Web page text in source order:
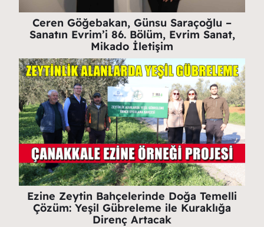
Ceren Göğebakan, Günsu Saraçoğlu –
Sanatın Evrim’i 86. Bölüm, Evrim Sanat,
Mikado İletişim
Ezine Zeytin Bahçelerinde Doğa Temelli
Çözüm: Yeşil Gübreleme ile Kuraklığa
Direnç Artacak